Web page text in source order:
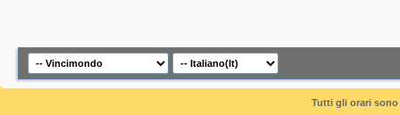
Tutti gli orari